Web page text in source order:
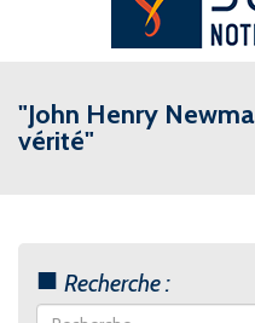
"John Henry
vérité"
Recherche :